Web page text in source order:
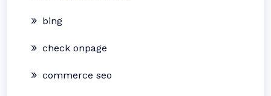
bing
check onpage
commerce seo